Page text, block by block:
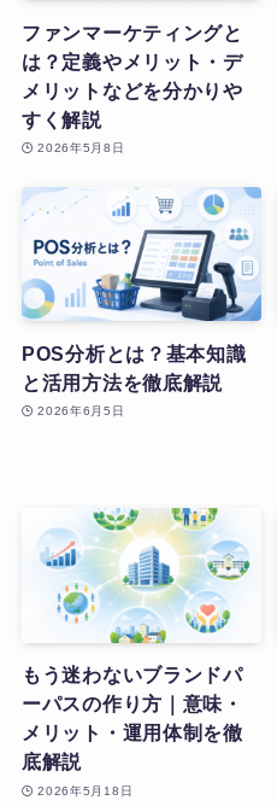
ファンマーケティングと
は？定義やメリット・デ
メリットなどを分かりや
すく解説
2026年5月8日
POS分析とは？基本知識
と活用方法を徹底解説
2026年6月5日
もう迷わないブランドパ
ーパスの作り方｜意味・
メリット・運用体制を徹
底解説
2026年5月18日